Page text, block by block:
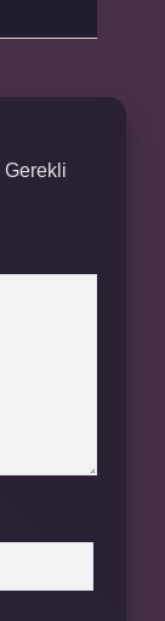
Gerekli